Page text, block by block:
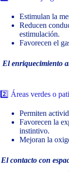
Estimulan la
Reducen
estimulación.
Favorecen el
El enriquecimiento
2️⃣ Áreas verdes o
Permiten
Favorecen la
instintivo.
Mejoran la
El contacto con